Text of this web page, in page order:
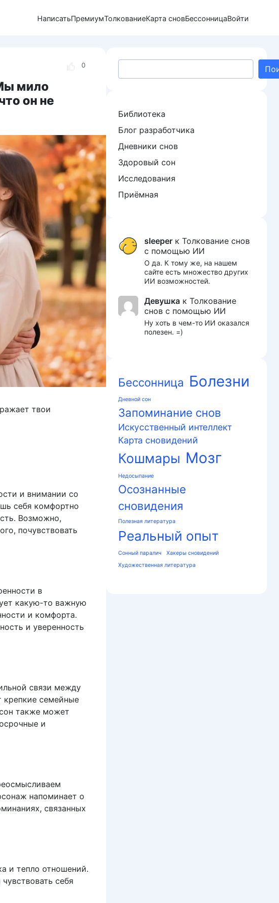
НаписатьПремиумТолкованиеКарта сновБессонницаВойти
0
мило
он не
твои
и внимании со
себя комфортно
Возможно,
почувствовать
в
какую-то важную
и комфорта.
и уверенность
связи между
крепкие семейные
также может
и
напоминает о
связанных
и тепло отношений.
себя
Библиотека
Блог разработчика
Дневники снов
Здоровый сон
Исследования
Приёмная
sleeper к Толкование снов
с помощью ИИ
О да. К тому же, на нашем
сайте есть множество других
ИИ возможностей.
Девушка к Толкование
снов с помощью ИИ
Ну хоть в чем-то ИИ оказался
полезен. =)
Бессонница Болезни
Дневной сон
Запоминание снов
Искусственный интеллект
Карта сновидений
Кошмары Мозг
Недосыпание
Осознанные
сновидения
Полезная литература
Реальный опыт
Сонный паралич
Хакеры сновидений
Художественная литература